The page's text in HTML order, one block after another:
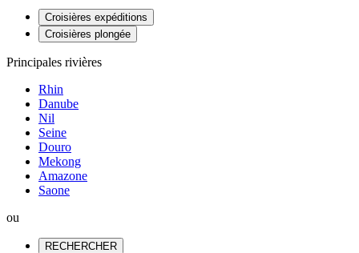
Croisières expéditions
Croisières plongée
Principales rivières
Rhin
Danube
Nil
Seine
Douro
Mekong
Amazone
Saone
ou
RECHERCHER